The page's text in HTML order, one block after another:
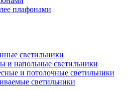
плафонами
светильники
и напольные светильники
и потолочные светильники
светильники